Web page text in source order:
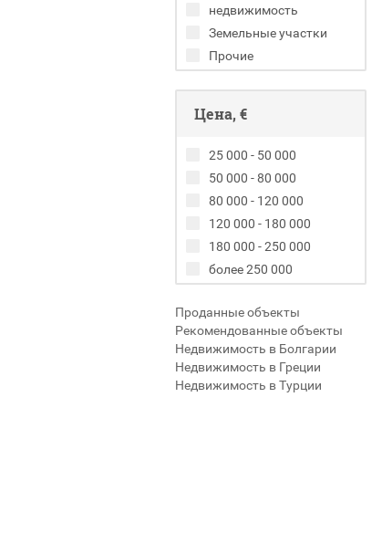
недвижимость
Земельные участки
Прочие
Цена, €
25 000 - 50 000
50 000 - 80 000
80 000 - 120 000
120 000 - 180 000
180 000 - 250 000
более 250 000
Проданные объекты
Рекомендованные объекты
Недвижимость в Болгарии
Недвижимость в Греции
Недвижимость в Турции